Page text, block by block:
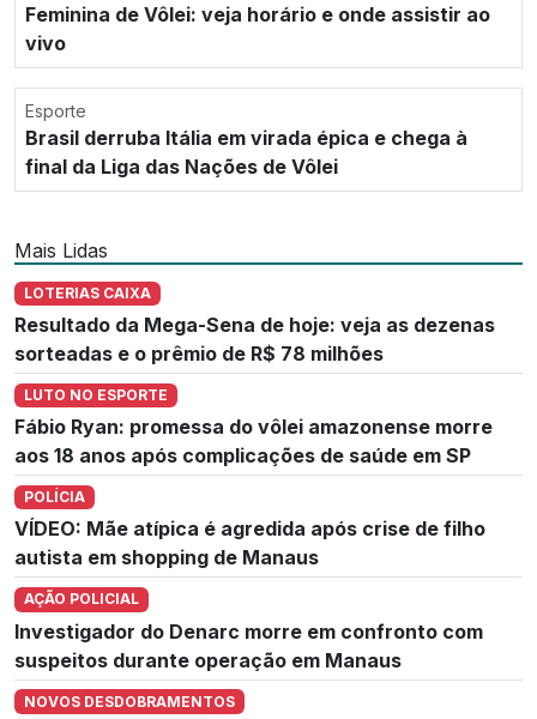
Feminina de Vôlei: veja horário e onde assistir ao
vivo
Esporte
Brasil derruba Itália em virada épica e chega à
final da Liga das Nações de Vôlei
Mais Lidas
LOTERIAS CAIXA
Resultado da Mega-Sena de hoje: veja as dezenas
sorteadas e o prêmio de R$ 78 milhões
LUTO NO ESPORTE
Fábio Ryan: promessa do vôlei amazonense morre
aos 18 anos após complicações de saúde em SP
POLÍCIA
VÍDEO: Mãe atípica é agredida após crise de filho
autista em shopping de Manaus
AÇÃO POLICIAL
Investigador do Denarc morre em confronto com
suspeitos durante operação em Manaus
NOVOS DESDOBRAMENTOS